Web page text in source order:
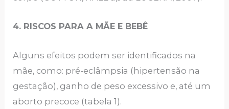
4. RISCOS PARA A MÃE E BEBÊ
Alguns efeitos podem ser identificados na
mãe, como: pré-eclâmpsia (hipertensão na
gestação), ganho de peso excessivo e, até um
aborto precoce (tabela 1).